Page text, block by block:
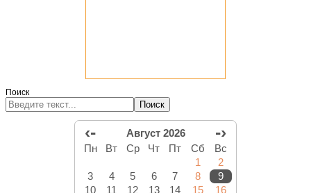
Поиск
Поиск
‹- Август 2026 -›
Пн Вт Ср Чт Пт Сб
Вс
1
2
3
4 5 6 7 8
9
10
11 12 13 14 15
16